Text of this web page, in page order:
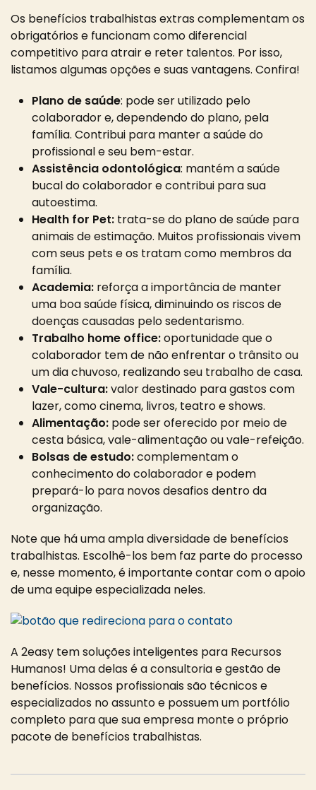
Os benefícios trabalhistas extras complementam os
obrigatórios e funcionam como diferencial
competitivo para atrair e reter talentos. Por isso,
listamos algumas opções e suas vantagens. Confira!
Plano de saúde: pode ser utilizado pelo
colaborador e, dependendo do plano, pela
família. Contribui para manter a saúde do
profissional e seu bem-estar.
Assistência odontológica: mantém a saúde
bucal do colaborador e contribui para sua
autoestima.
Health for Pet: trata-se do plano de saúde para
animais de estimação. Muitos profissionais vivem
com seus pets e os tratam como membros da
família.
Academia: reforça a importância de manter
uma boa saúde física, diminuindo os riscos de
doenças causadas pelo sedentarismo.
Trabalho home office:oportunidade que o
colaborador tem de não enfrentar o trânsito ou
um dia chuvoso, realizando seu trabalho de casa.
Vale-cultura:valor destinado para gastos com
lazer, como cinema, livros, teatro e shows.
Alimentação: pode ser oferecido por meio de
cesta básica, vale-alimentação ou vale-refeição.
Bolsas de estudo:complementam o
conhecimento do colaborador e podem
prepará-lo para novos desafios dentro da
organização.
Note que há uma ampla diversidade de benefícios
trabalhistas. Escolhê-los bem faz parte do processo
e, nesse momento, é importante contar com o apoio
de uma equipe especializada neles.
A 2easy tem soluções inteligentes para Recursos
Humanos! Uma delas é a consultoria e gestão de
benefícios. Nossos profissionais são técnicos e
especializados no assunto e possuem um portfólio
completo para que sua empresa monte o próprio
pacote de benefícios trabalhistas.